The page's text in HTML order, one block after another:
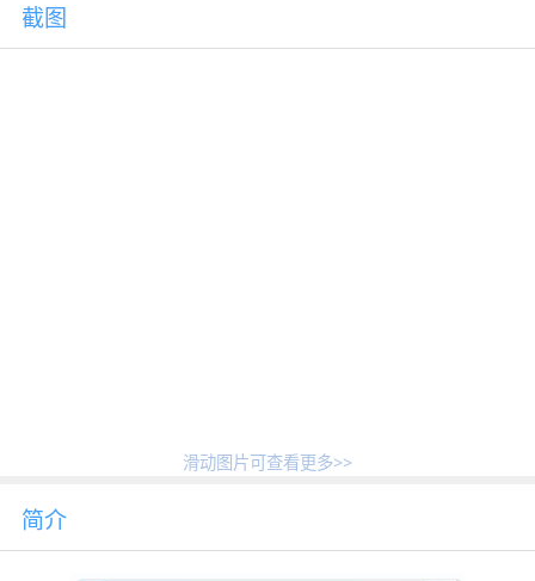
截图
滑动图片可查看更多>>
简介